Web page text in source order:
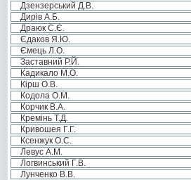
Дзензерський Д.В.
Дирів А.Б.
Драюк С.Є.
Єдаков Я.Ю.
Ємець Л.О.
Заставний Р.Й.
Кадикало М.О.
Кірш О.В.
Кодола О.М.
Корчик В.А.
Кремінь Т.Д.
Кривошея Г.Г.
Ксенжук О.С.
Левус А.М.
Логвинський Г.В.
Лунченко В.В.